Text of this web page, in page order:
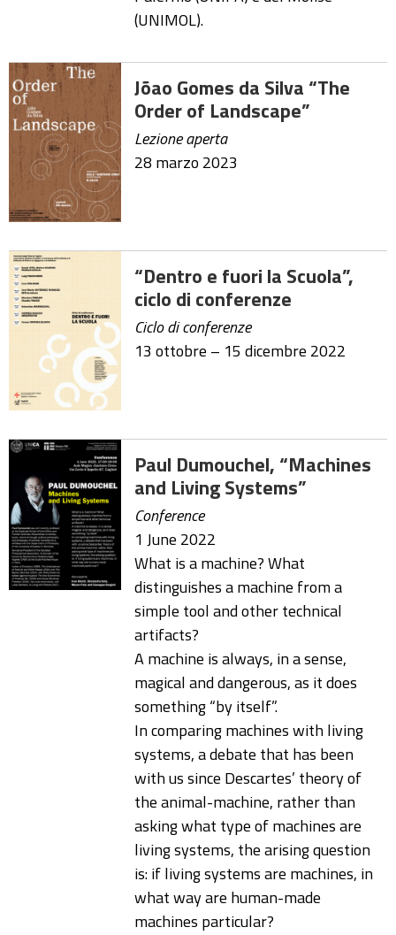
(UNIMOL).
Jõao Gomes da Silva “The
Order of Landscape”
Lezione aperta
28 marzo 2023
“Dentro e fuori la Scuola”,
ciclo di conferenze
Ciclo di conferenze
13 ottobre – 15 dicembre 2022
Paul Dumouchel, “Machines
and Living Systems”
Conference
1 June 2022
What is a machine? What
distinguishes a machine from a
simple tool and other technical
artifacts?
A machine is always, in a sense,
magical and dangerous, as it does
something “by itself”.
In comparing machines with living
systems, a debate that has been
with us since Descartes’ theory of
the animal-machine, rather than
asking what type of machines are
living systems, the arising question
is: if living systems are machines, in
what way are human-made
machines particular?